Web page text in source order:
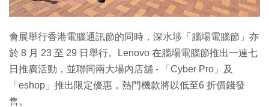
會展舉行香港電腦通訊節的同時，深水埗「腦場電腦節」亦
於 8 月 23 至 29 日舉行。Lenovo 在腦場電腦節推出一連七
日推廣活動，並聯同兩大場內店舖 - 「Cyber Pro」及
「eshop」推出限定優惠，熱門機款將以低至6 折價錢發
售。